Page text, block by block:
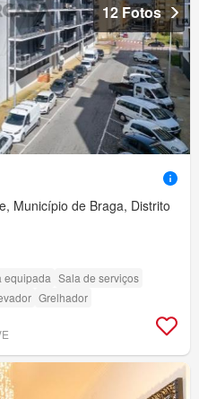
12 Fotos
Município de Braga, Distrito
equipada Sala de serviços
Grelhador